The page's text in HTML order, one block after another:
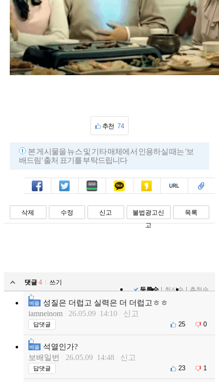
추천 74
본 게시물을 뉴스 및 기타 매체에서 인용하실 때는 '보
배드림' 출처 표기를 부탁드립니다
페북 트윗 밴드 카톡 카스 복사 스크랩
삭제 수정 신고
불법광고신
고
목록
댓글 4
쓰기
등록순
최신순 추천순
베플
성질은 더럽고 실력은 더 더럽고ㅎㅎ
iamneinom
26.05.09 14:10 신고
답댓글 25 0
베플
석열인가?
보배일번
26.05.09 14:48 신고
답댓글 23 1